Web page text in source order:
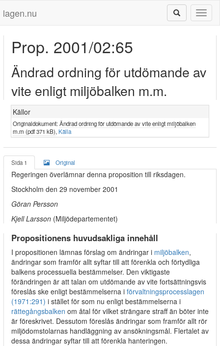
lagen.nu
Prop. 2001/02:65
Ändrad ordning för utdömande av
vite enligt miljöbalken m.m.
Källor
Originaldokument:Ändrad ordning för utdömande av vite enligt miljöbalken
m.m (pdf 371 kB), Källa
Sida 1 Original
Regeringen överlämnar denna proposition till riksdagen.
Stockholm den 29 november 2001
Göran Persson
Kjell Larsson (Miljödepartementet)
Propositionens huvudsakliga innehåll
I propositionen lämnas förslag om ändringar i miljöbalken,
ändringar som framför allt syftar till att förenkla och förtydliga
balkens processuella bestämmelser. Den viktigaste
förändringen är att talan om utdömande av vite fortsättningsvis
föreslås ske enligt bestämmelserna i förvaltningsprocesslagen
(1971:291) i stället för som nu enligt bestämmelserna i
rättegångsbalken om åtal för vilket strängare straff än böter inte
är föreskrivet. Dessutom föreslås ändringar som framför allt rör
miljödomstolarnas handläggning av ansökningsmål. Flertalet av
dessa ändringar syftar till att förenkla hanteringen.